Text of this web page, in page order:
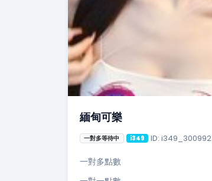
緬甸可樂
一對多等待中 i349 ID: i349_300992
一對多點數